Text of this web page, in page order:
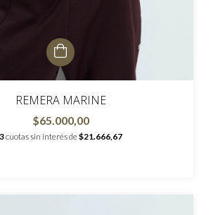
REMERA MARINE
$65.000,00
3cuotas sin interés de$21.666,67